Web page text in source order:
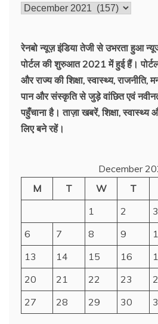
पहले
रेनबो न्यूज़ इंडिया तेजी से उभरता हुआ
पोर्टल की शुरुआत 2021 में हुई हैं।
और राज्य की शिक्षा, स्वास्थ्य,
पान और संस्कृति से जुड़े वांछित एवं
पहुँचाना है। ताज़ा खबरें, शिक्षा,
लिए बने रहें।
December
M
T W T
1
2 3
6
7 8 9
13
14 15 16
20
21 22 23
27
28 29 30